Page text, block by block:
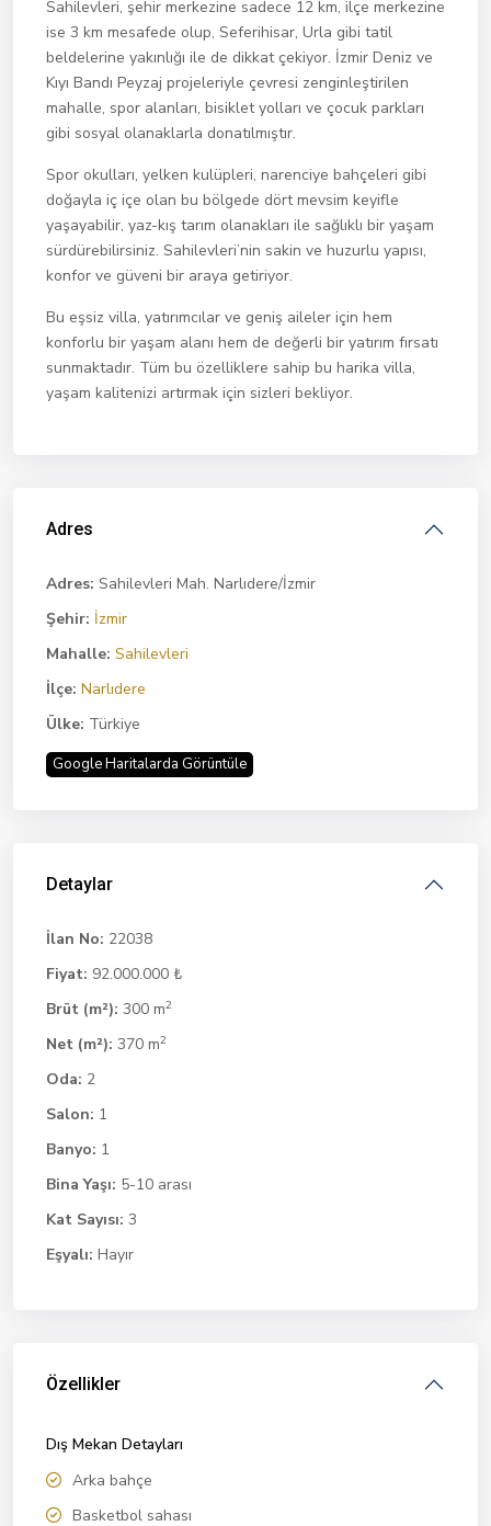
Sahilevleri, şehir merkezine sadece 12 km, ilçe merkezine
ise 3 km mesafede olup, Seferihisar, Urla gibi tatil
beldelerine yakınlığı ile de dikkat çekiyor. İzmir Deniz ve
Kıyı Bandı Peyzaj projeleriyle çevresi zenginleştirilen
mahalle, spor alanları, bisiklet yolları ve çocuk parkları
gibi sosyal olanaklarla donatılmıştır.
Spor okulları, yelken kulüpleri, narenciye bahçeleri gibi
doğayla iç içe olan bu bölgede dört mevsim keyifle
yaşayabilir, yaz-kış tarım olanakları ile sağlıklı bir yaşam
sürdürebilirsiniz. Sahilevleri’nin sakin ve huzurlu yapısı,
konfor ve güveni bir araya getiriyor.
Bu eşsiz villa, yatırımcılar ve geniş aileler için hem
konforlu bir yaşam alanı hem de değerli bir yatırım fırsatı
sunmaktadır. Tüm bu özelliklere sahip bu harika villa,
yaşam kalitenizi artırmak için sizleri bekliyor.
Adres
Adres: Sahilevleri Mah. Narlıdere/İzmir
Şehir: İzmir
Mahalle: Sahilevleri
İlçe: Narlıdere
Ülke: Türkiye
Google Haritalarda Görüntüle
Detaylar
İlan No: 22038
Fiyat: 92.000.000 ₺
Brüt (m²): 300 m2
Net (m²): 370 m2
Oda: 2
Salon: 1
Banyo: 1
Bina Yaşı: 5-10 arası
Kat Sayısı: 3
Eşyalı: Hayır
Özellikler
Dış Mekan Detayları
Arka bahçe
Basketbol sahası